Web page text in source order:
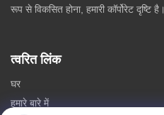
रूप से विकसित होना, हमारी कॉर्पोरेट दृष्टि है।
त्वरित लिंक
घर
हमारे बारे में